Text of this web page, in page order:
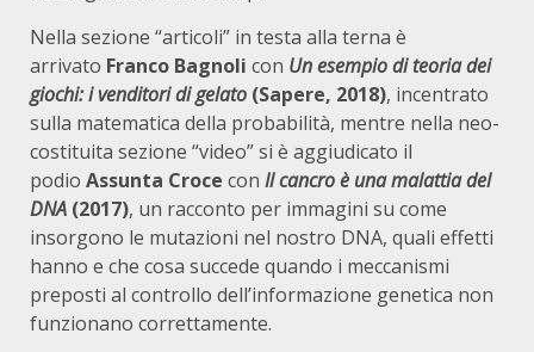
Nella sezione “articoli” in testa alla terna è
arrivato Franco Bagnoli con Un esempio di teoria dei
giochi: i venditori di gelato (Sapere, 2018), incentrato
sulla matematica della probabilità, mentre nella neo-
costituita sezione “video” si è aggiudicato il
podio Assunta Croce con Il cancro è una malattia del
DNA (2017), un racconto per immagini su come
insorgono le mutazioni nel nostro DNA, quali effetti
hanno e che cosa succede quando i meccanismi
preposti al controllo dell’informazione genetica non
funzionano correttamente.